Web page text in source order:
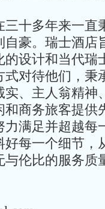
十多年来一直
豪。瑞士酒店
设计和当代瑞
对待他们，秉
、主人翁精神
商务旅客提供
满足并超越每
每一个细节，
与伦比的服务质